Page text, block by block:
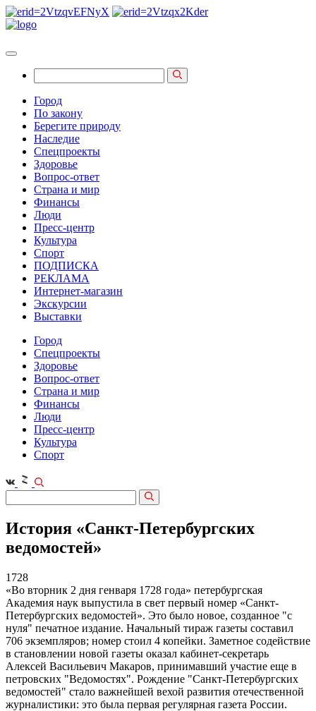
Город
По закону
Берегите природу
Наследие
Спецпроекты
Здоровье
Вопрос-ответ
Страна и мир
Финансы
Люди
Пресс-центр
Культура
Спорт
ПОДПИСКА
РЕКЛАМА
Интернет-магазин
Экскурсии
Выставки
Город
Спецпроекты
Здоровье
Вопрос-ответ
Страна и мир
Финансы
Люди
Пресс-центр
Культура
Спорт
История «Санкт-Петербургских
ведомостей»
1728
«Во вторник 2 дня генваря 1728 года» петербургская
Академия наук выпустила в свет первый номер «Санкт-
Петербургских ведомостей». Это было новое, созданное "с
нуля" печатное издание. Начальный тираж газеты составил
706 экземпляров; номер стоил 4 копейки. Заметное содействие
в становлении новой газеты оказал кабинет-секретарь
Алексей Васильевич Макаров, принимавший участие еще в
петровских "Ведомостях". Рождение "Санкт-Петербургских
ведомостей" стало важнейшей вехой развития отечественной
журналистики: это была первая регулярная газета России.